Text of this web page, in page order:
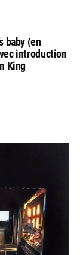
baby (en
introduction
King